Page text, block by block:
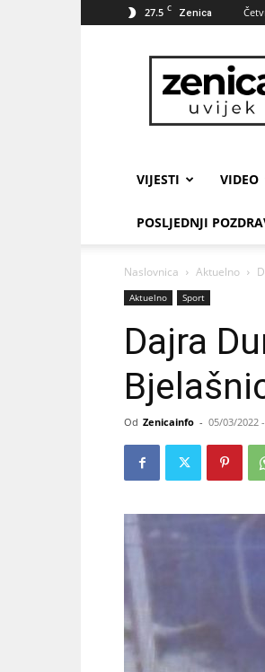
27.5 C Zenica
VIJESTI VIDEO
POSLJEDNJI
Naslovnica Aktuelno
Aktuelno Sport
Dajra
Od Zenicainfo - 05/03/2022